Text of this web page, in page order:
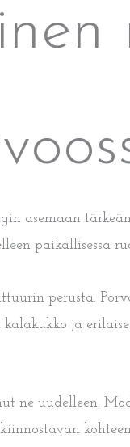
asemaan
paikallisessa
perusta.
ja
ne uudelleen.